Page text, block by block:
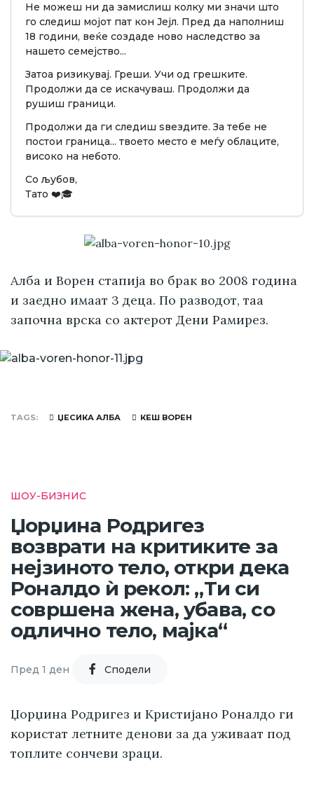
Не можеш ни да замислиш колку ми значи што
го следиш мојот пат кон Јејл. Пред да наполниш
18 години, веќе создаде ново наследство за
нашето семејство...
Затоа ризикувај. Греши. Учи од грешките.
Продолжи да се искачуваш. Продолжи да
рушиш граници.
Продолжи да ги следиш ѕвездите. За тебе не
постои граница... твоето место е меѓу облаците,
високо на небото.
Со љубов,
Тато ❤️🎓
Алба и Ворен стапија во брак во 2008 година
и заедно имаат 3 деца. По разводот, таа
започна врска со актерот Дени Рамирез.
TAGS ЏЕСИКА АЛБА КЕШ ВОРЕН
ШОУ-БИЗНИС
Џорџина Родригез
возврати на критиките за
нејзиното тело, откри дека
Роналдо ѝ рекол: „Ти си
совршена жена, убава, со
одлично тело, мајка“
Пред 1 ден Cподели
Џорџина Родригез и Кристијано Роналдо ги
користат летните денови за да уживаат под
топлите сончеви зраци.